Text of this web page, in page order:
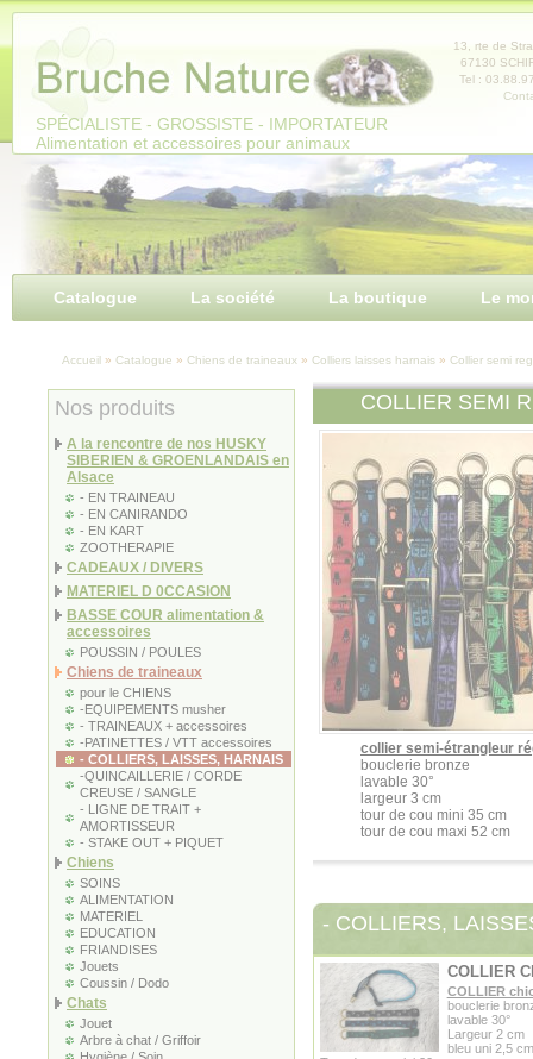
SPÉCIALISTE - GROSSISTE - IMPORTATEUR
Alimentation et accessoires pour animaux
13, rte de
67130
Tel :
Catalogue La société La boutique Le
Accueil » Catalogue » Chiens de traineaux » Colliers laisses harnais » Collier semi
Nos produits
A la rencontre de nos HUSKY
SIBERIEN & GROENLANDAIS en
Alsace
- EN TRAINEAU
- EN CANIRANDO
- EN KART
ZOOTHERAPIE
CADEAUX / DIVERS
MATERIEL D 0CCASION
BASSE COUR alimentation &
accessoires
POUSSIN / POULES
Chiens de traineaux
pour le CHIENS
-EQUIPEMENTS musher
- TRAINEAUX + accessoires
-PATINETTES / VTT accessoires
- COLLIERS, LAISSES, HARNAIS
-QUINCAILLERIE / CORDE
CREUSE / SANGLE
- LIGNE DE TRAIT +
AMORTISSEUR
- STAKE OUT + PIQUET
Chiens
SOINS
ALIMENTATION
MATERIEL
EDUCATION
FRIANDISES
Jouets
Coussin / Dodo
Chats
Jouet
Arbre à chat / Griffoir
COLLIER SEMI
collier semi-étrangleur
bouclerie bronze
lavable 30°
largeur 3 cm
tour de cou mini 35 cm
tour de cou maxi 52 cm
- COLLIERS,
COLLIER
COLLIER
bouclerie
lavable 30°
Largeur 2 cm
bleu uni 2,5 cm
Panneau de gestion des cookies